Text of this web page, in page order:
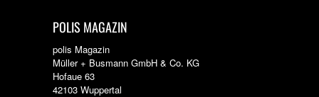
POLIS MAGAZIN
polis Magazin
Müller + Busmann GmbH & Co. KG
Hofaue 63
42103 Wuppertal